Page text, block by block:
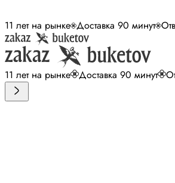
11 лет на рынке Доставка 90 минут
11 лет на рынке Доставка 90 минут